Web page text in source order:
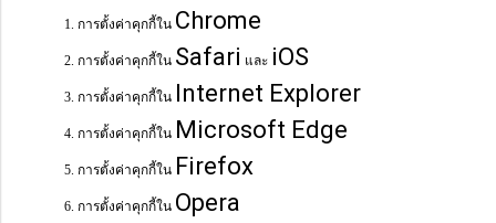
การตั้งค่าคุกกี้ใน Chrome
การตั้งค่าคุกกี้ใน Safari และ iOS
การตั้งค่าคุกกี้ใน Internet Explorer
การตั้งค่าคุกกี้ใน Microsoft Edge
การตั้งค่าคุกกี้ใน Firefox
การตั้งค่าคุกกี้ใน Opera